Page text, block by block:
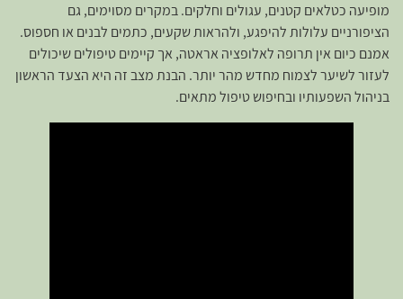
מופיעה כטלאים קטנים, עגולים וחלקים. במקרים מסוימים, גם
הציפורניים עלולות להיפגע, ולהראות שקעים, כתמים לבנים או חספוס.
אמנם כיום אין תרופה לאלופציה אראטה, אך קיימים טיפולים שיכולים
לעזור לשיער לצמוח מחדש מהר יותר. הבנת מצב זה היא הצעד הראשון
בניהול השפעותיו ובחיפוש טיפול מתאים.